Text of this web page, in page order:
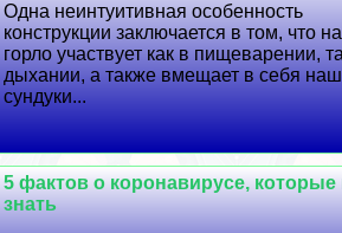
Одна неинтуитивная особенность
конструкции заключается в том, что
горло участвует как в пищеварении,
дыхании, а также вмещает в себя
сундуки...
5 фактов о коронавирусе, которые
знать